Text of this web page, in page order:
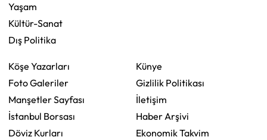
Yaşam
Kültür-Sanat
Dış Politika
Köşe Yazarları
Foto Galeriler
Manşetler Sayfası
İstanbul Borsası
Döviz Kurları
Künye
Gizlilik Politikası
İletişim
Haber Arşivi
Ekonomik Takvim